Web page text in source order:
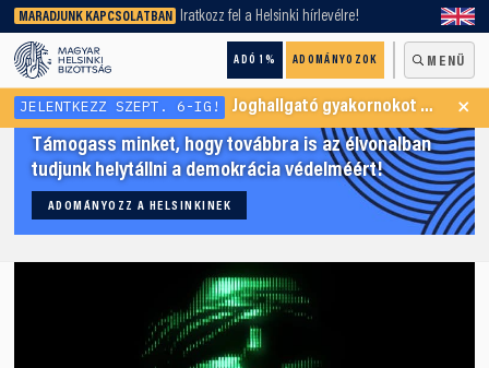
MARADJUNK KAPCSOLATBAN Iratkozz fel a Helsinki hírlevélre!
ADÓ 1% ADOMÁNYOZOK MENÜ
keresőnket!
JELENTKEZZ SZEPT. 6-IG! Joghallgató gyakornokot keresünk Menekültügyi Programunkba ×
Támogass minket, hogy továbbra is az élvonalban
tudjunk helytállni a demokrácia védelméért!
ADOMÁNYOZZ A HELSINKINEK